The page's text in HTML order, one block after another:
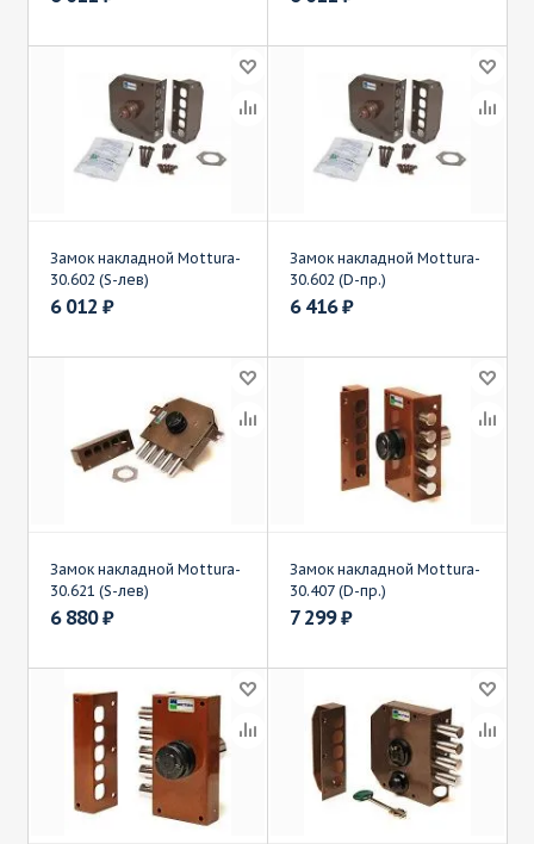
Замок накладной Mottura-
30.602 (S-лев)
6 012 ₽
Замок накладной Mottura-
30.602 (D-пр.)
6 416₽
Замок накладной Mottura-
30.621 (S-лев)
6 880₽
Замок накладной Mottura-
30.407 (D-пр.)
7 299₽